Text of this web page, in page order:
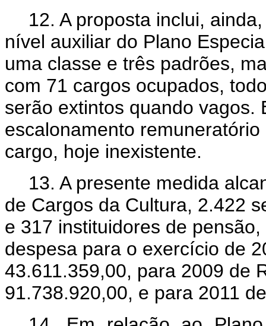
12. A proposta inclui,
nível auxiliar do Plano
uma classe e três padrões,
com 71 cargos ocupados,
serão extintos quando vagos.
escalonamento
cargo, hoje inexistente.
13. A presente medida
de Cargos da Cultura, 2.422
e 317 instituidores de
despesa para o exercício de
43.611.359,00, para 2009 de
91.738.920,00, e para 2011